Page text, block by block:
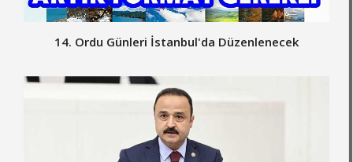
14. Ordu Günleri İstanbul'da Düzenlenecek